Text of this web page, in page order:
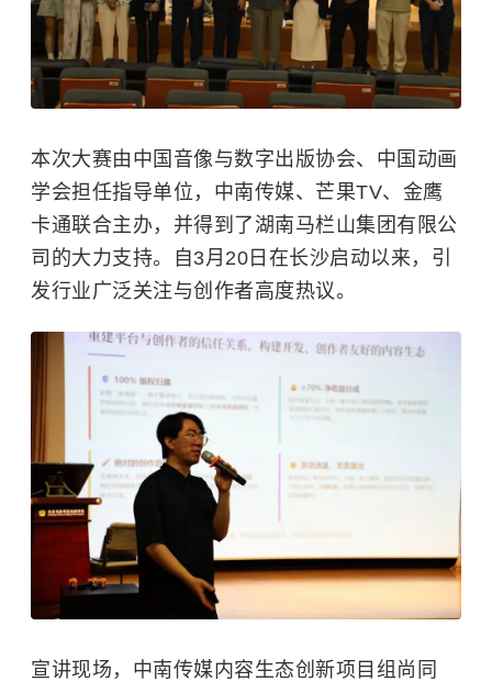
本次大赛由中国音像与数字出版协会、中国动画
学会担任指导单位，中南传媒、芒果TV、金鹰
卡通联合主办，并得到了湖南马栏山集团有限公
司的大力支持。自3月20日在长沙启动以来，引
发行业广泛关注与创作者高度热议。
宣讲现场，中南传媒内容生态创新项目组尚同